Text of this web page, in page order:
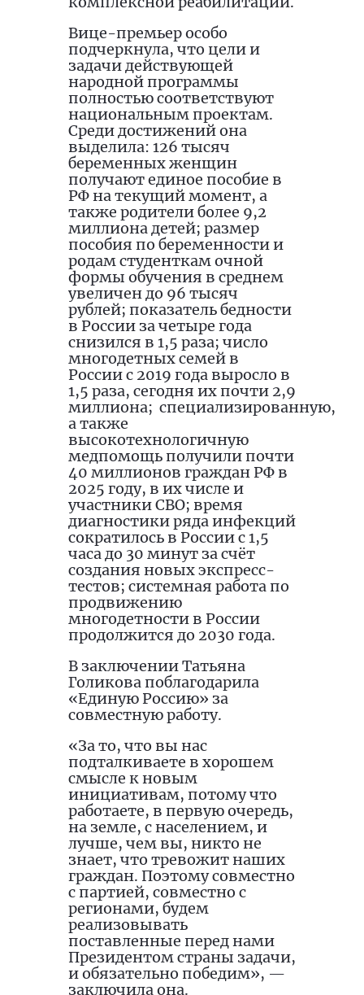
Вице-премьер особо
подчеркнула, что цели и
задачи действующей
народной программы
полностью соответствуют
национальным проектам.
Среди достижений она
выделила: 126 тысяч
беременных женщин
получают единое пособие в
РФ на текущий момент, а
также родители более 9,2
миллиона детей; размер
пособия по беременности и
родам студенткам очной
формы обучения в среднем
увеличен до 96 тысяч
рублей; показатель бедности
в России за четыре года
снизился в 1,5 раза; число
многодетных семей в
России с 2019 года выросло в
1,5 раза, сегодня их почти 2,9
миллиона; специализированную,
а также
высокотехнологичную
медпомощь получили почти
40 миллионов граждан РФ в
2025 году, в их числе и
участники СВО; время
диагностики ряда инфекций
сократилось в России с 1,5
часа до 30 минут за счёт
создания новых экспресс-
тестов; системная работа по
продвижению
многодетности в России
продолжится до 2030 года.
В заключении Татьяна
Голикова поблагодарила
«Единую Россию» за
совместную работу.
«За то, что вы нас
подталкиваете в хорошем
смысле к новым
инициативам, потому что
работаете, в первую очередь,
на земле, с населением, и
лучше, чем вы, никто не
знает, что тревожит наших
граждан. Поэтому совместно
с партией, совместно с
регионами, будем
реализовывать
поставленные перед нами
Президентом страны задачи,
и обязательно победим», —
заключила она.